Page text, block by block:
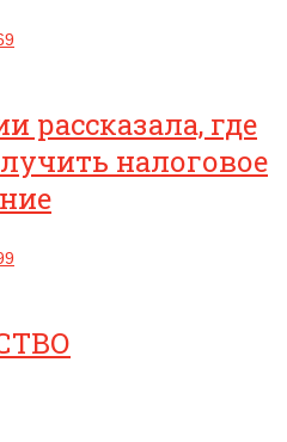
рассказала, где
налоговое